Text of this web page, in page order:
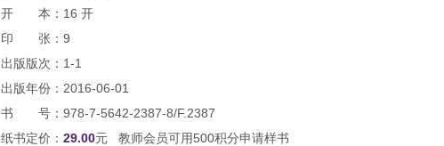
开 本：16 开
印 张：9
出版版次：1-1
出版年份：2016-06-01
书 号：978-7-5642-2387-8/F.2387
纸书定价： 29.00元 教师会员可用500积分申请样书